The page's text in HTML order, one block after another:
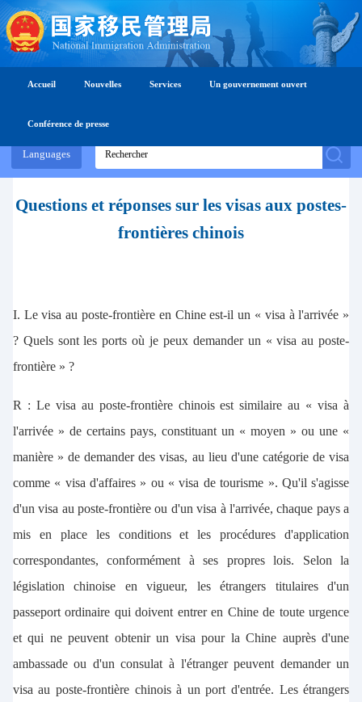
Languages
Accueil Nouvelles Services Un gouvernement ouvert
Conférence de presse
Questions et réponses sur les visas aux postes-
frontières chinois
I. Le visa au poste-frontière en Chine est-il un « visa à l'arrivée »
? Quels sont les ports où je peux demander un « visa au poste-
frontière » ?
R : Le visa au poste-frontière chinois est similaire au « visa à
l'arrivée » de certains pays, constituant un « moyen » ou une «
manière » de demander des visas, au lieu d'une catégorie de visa
comme « visa d'affaires » ou « visa de tourisme ». Qu'il s'agisse
d'un visa au poste-frontière ou d'un visa à l'arrivée, chaque pays a
mis en place les conditions et les procédures d'application
correspondantes, conformément à ses propres lois. Selon la
législation chinoise en vigueur, les étrangers titulaires d'un
passeport ordinaire qui doivent entrer en Chine de toute urgence
et qui ne peuvent obtenir un visa pour la Chine auprès d'une
ambassade ou d'un consulat à l'étranger peuvent demander un
visa au poste-frontière chinois à un port d'entrée. Les étrangers